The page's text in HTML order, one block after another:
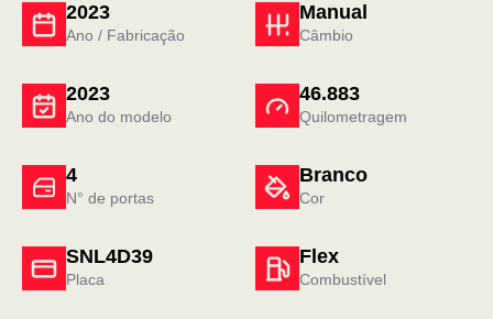
2023
Ano / Fabricação
Manual
Câmbio
4
N° de portas
Branco
Cor
2023
Ano do modelo
46.883
Quilometragem
SNL4D39
Placa
Flex
Combustível